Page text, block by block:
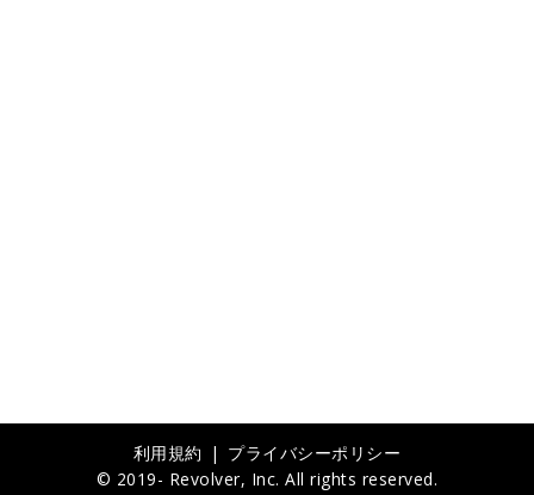
利用規約
プライバシーポリシー
© 2019- Revolver, Inc. All rights reserved.